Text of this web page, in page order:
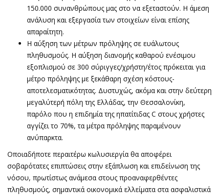
150.000 συνανθρώπους μας στο να εξεταστούν. Η άμεση
ανάλυση και εξεργασία των στοιχείων είναι επίσης
απαραίτητη.
Η αύξηση των μέτρων πρόληψης σε ευάλωτους
πληθυσμούς. Η αύξηση διανομής καθαρού ενέσιμου
εξοπλισμού σε 300 σύριγγες/χρήστη/έτος πρόκειται για
μέτρο πρόληψης με ξεκάθαρη σχέση κόστους-
αποτελεσματικότητας. Δυστυχώς, ακόμα και στην δεύτερη
μεγαλύτερή πόλη της Ελλάδας, την Θεσσαλονίκη,
παρόλο που η επιδημία της ηπατίτιδας C στους χρήστες
αγγίζει το 70%, τα μέτρα πρόληψης παραμένουν
ανύπαρκτα.
Οποιαδήποτε περαιτέρω κωλυσιεργία θα αποφέρει
σοβαρότατες επιπτώσεις στην εξάπλωση και επιδείνωση της
νόσου, πρωτίστως ανάμεσα στους προαναφερθέντες
πληθυσμούς, σημαντικά οικονομικά ελλείματα στα ασφαλιστικά